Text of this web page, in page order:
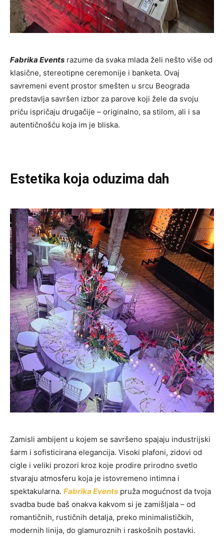
Fabrika Events razume da svaka mlada želi nešto više od
klasične, stereotipne ceremonije i banketa. Ovaj
savremeni event prostor smešten u srcu Beograda
predstavlja savršen izbor za parove koji žele da svoju
priču ispričaju drugačije – originalno, sa stilom, ali i sa
autentičnošću koja im je bliska.
Estetika koja oduzima dah
Zamisli ambijent u kojem se savršeno spajaju industrijski
šarm i sofisticirana elegancija. Visoki plafoni, zidovi od
cigle i veliki prozori kroz koje prodire prirodno svetlo
stvaraju atmosferu koja je istovremeno intimna i
spektakularna. Fabrika Events pruža mogućnost da tvoja
svadba bude baš onakva kakvom si je zamišljala – od
romantičnih, rustičnih detalja, preko minimalističkih,
modernih linija, do glamuroznih i raskošnih postavki.